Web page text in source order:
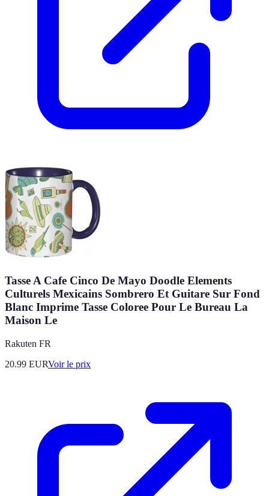
Tasse A Cafe Cinco De Mayo Doodle Elements
Culturels Mexicains Sombrero Et Guitare Sur Fond
Blanc Imprime Tasse Coloree Pour Le Bureau La
Maison Le
Rakuten FR
20.99 EURVoir le prix